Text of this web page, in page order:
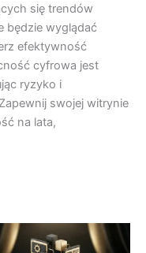
się trendów
będzie wyglądać
efektywność
cyfrowa jest
ryzyko i
swojej witrynie
na lata,